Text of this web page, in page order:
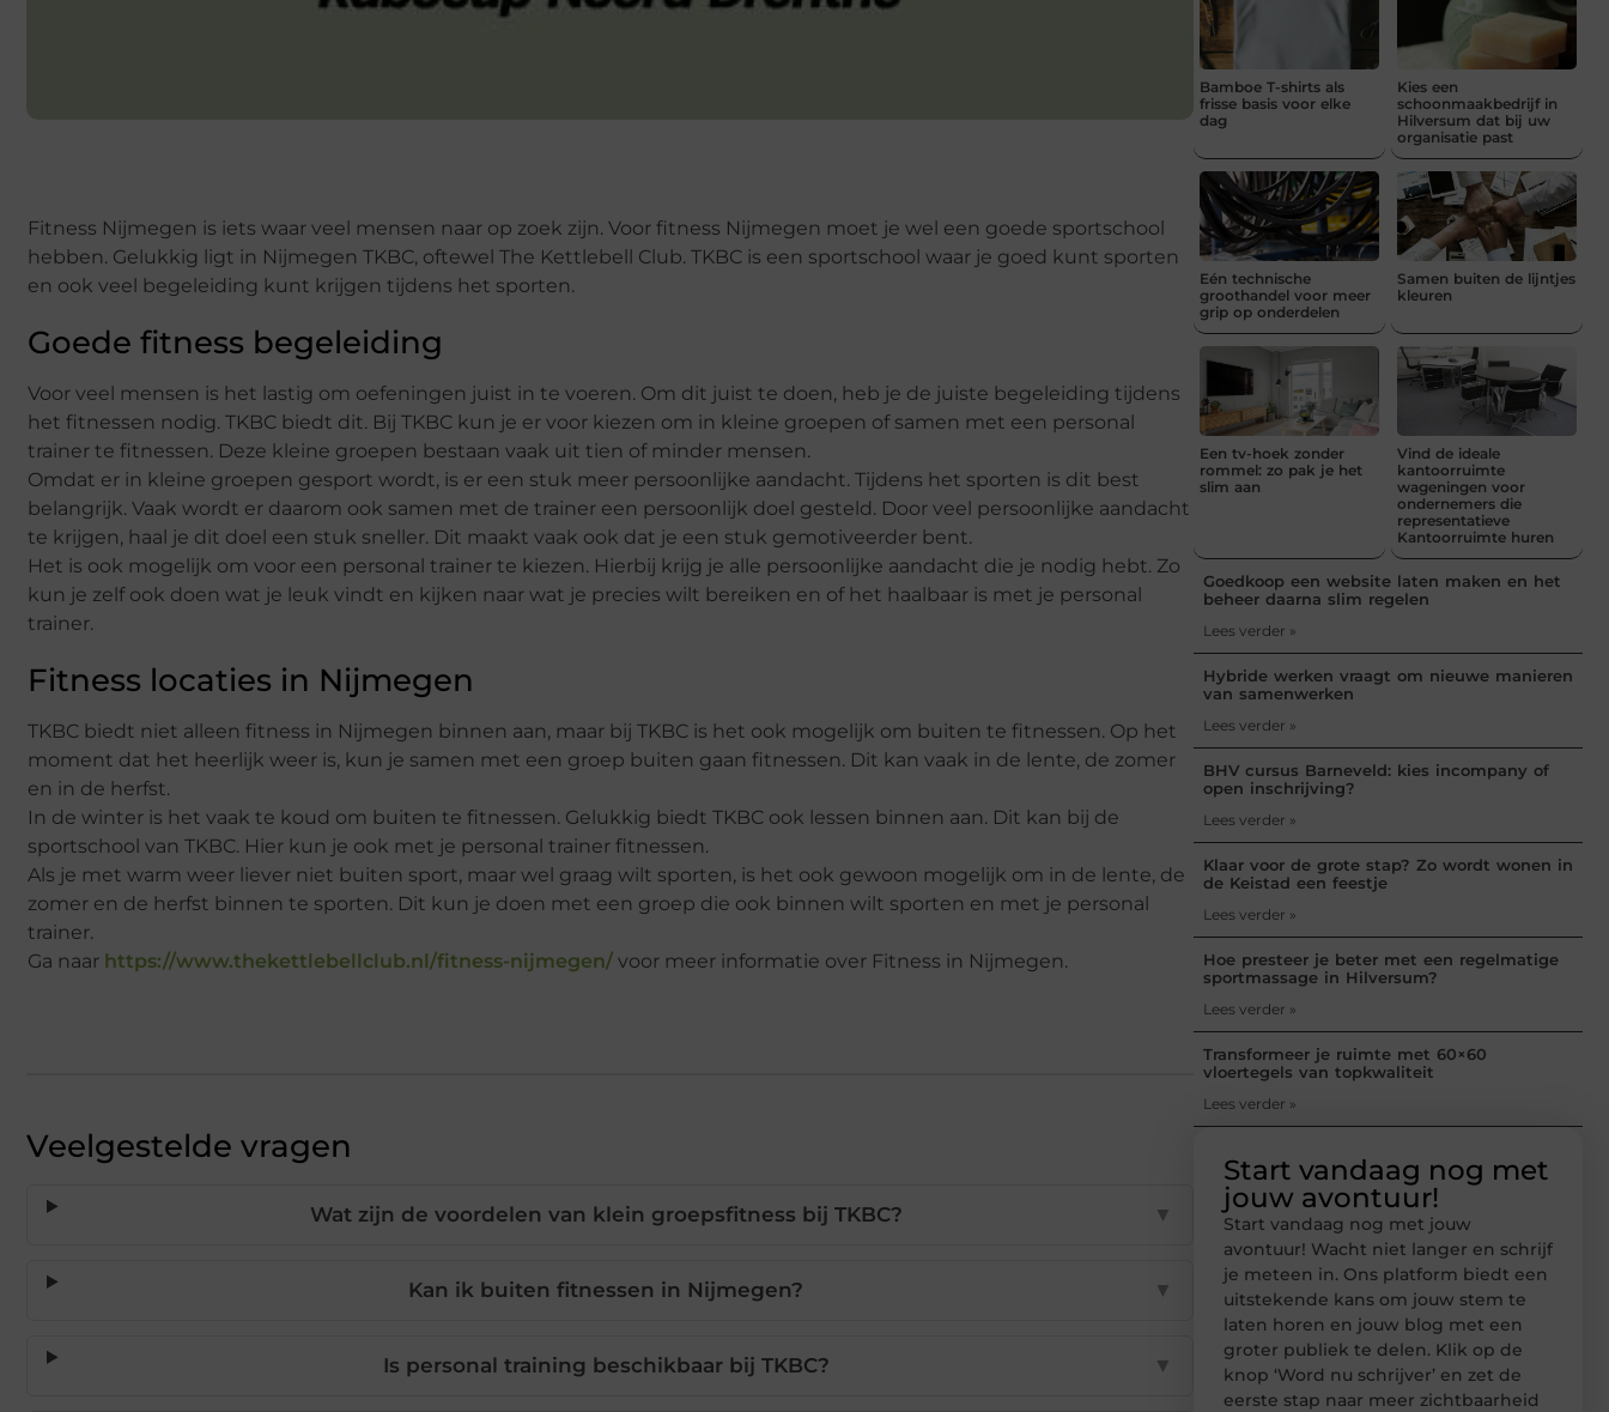
Fitness Nijmegen is iets waar veel mensen naar op zoek zijn. Voor fitness Nijmegen moet je wel een goede sportschool
hebben. Gelukkig ligt in Nijmegen TKBC, oftewel The Kettlebell Club. TKBC is een sportschool waar je goed kunt sporten
en ook veel begeleiding kunt krijgen tijdens het sporten.
Goede fitness begeleiding
Voor veel mensen is het lastig om oefeningen juist in te voeren. Om dit juist te doen, heb je de juiste begeleiding tijdens
het fitnessen nodig. TKBC biedt dit. Bij TKBC kun je er voor kiezen om in kleine groepen of samen met een personal
trainer te fitnessen. Deze kleine groepen bestaan vaak uit tien of minder mensen.
Omdat er in kleine groepen gesport wordt, is er een stuk meer persoonlijke aandacht. Tijdens het sporten is dit best
belangrijk. Vaak wordt er daarom ook samen met de trainer een persoonlijk doel gesteld. Door veel persoonlijke aandacht
te krijgen, haal je dit doel een stuk sneller. Dit maakt vaak ook dat je een stuk gemotiveerder bent.
Het is ook mogelijk om voor een personal trainer te kiezen. Hierbij krijg je alle persoonlijke aandacht die je nodig hebt. Zo
kun je zelf ook doen wat je leuk vindt en kijken naar wat je precies wilt bereiken en of het haalbaar is met je personal
trainer.
Fitness locaties in Nijmegen
TKBC biedt niet alleen fitness in Nijmegen binnen aan, maar bij TKBC is het ook mogelijk om buiten te fitnessen. Op het
moment dat het heerlijk weer is, kun je samen met een groep buiten gaan fitnessen. Dit kan vaak in de lente, de zomer
en in de herfst.
In de winter is het vaak te koud om buiten te fitnessen. Gelukkig biedt TKBC ook lessen binnen aan. Dit kan bij de
sportschool van TKBC. Hier kun je ook met je personal trainer fitnessen.
Als je met warm weer liever niet buiten sport, maar wel graag wilt sporten, is het ook gewoon mogelijk om in de lente, de
zomer en de herfst binnen te sporten. Dit kun je doen met een groep die ook binnen wilt sporten en met je personal
trainer.
Ga naar https://www.thekettlebellclub.nl/fitness-nijmegen/ voor meer informatie over Fitness in Nijmegen.
Veelgestelde vragen
Wat zijn de voordelen van klein groepsfitness bij TKBC? ▼
Kan ik buiten fitnessen in Nijmegen? ▼
Is personal training beschikbaar bij TKBC? ▼
Bamboe T-shirts als
frisse basis voor elke
dag
Kies een
schoonmaakbedrijf in
Hilversum dat bij uw
organisatie past
Eén technische
groothandel voor meer
grip op onderdelen
Samen buiten de lijntjes
kleuren
Een tv-hoek zonder
rommel: zo pak je het
slim aan
Vind de ideale
kantoorruimte
wageningen voor
ondernemers die
representatieve
Kantoorruimte huren
Goedkoop een website laten maken en het
beheer daarna slim regelen
Lees verder »
Hybride werken vraagt om nieuwe manieren
van samenwerken
Lees verder »
BHV cursus Barneveld: kies incompany of
open inschrijving?
Lees verder »
Klaar voor de grote stap? Zo wordt wonen in
de Keistad een feestje
Lees verder »
Hoe presteer je beter met een regelmatige
sportmassage in Hilversum?
Lees verder »
Transformeer je ruimte met 60×60
vloertegels van topkwaliteit
Lees verder »
Start vandaag nog met
jouw avontuur!
Start vandaag nog met jouw
avontuur! Wacht niet langer en schrijf
je meteen in. Ons platform biedt een
uitstekende kans om jouw stem te
laten horen en jouw blog met een
groter publiek te delen. Klik op de
knop ‘Word nu schrijver’ en zet de
eerste stap naar meer zichtbaarheid